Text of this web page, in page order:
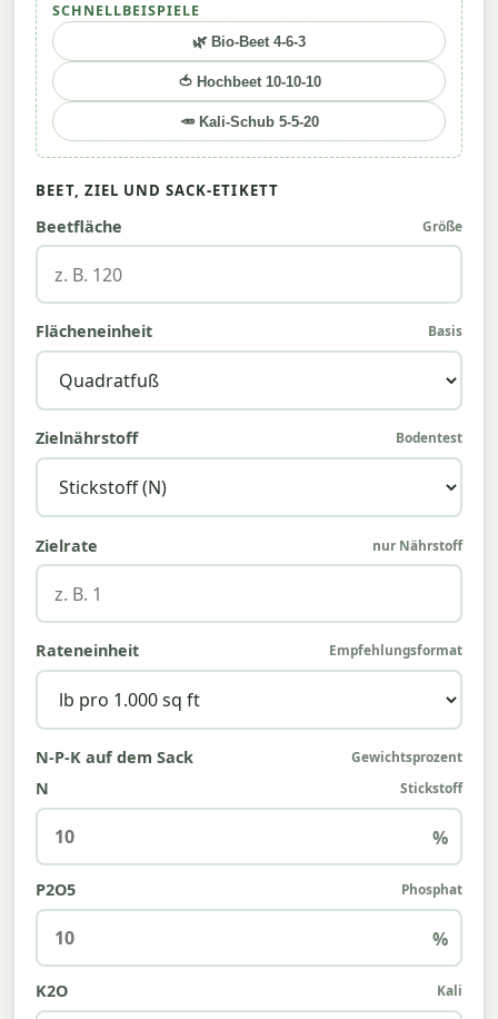
SCHNELLBEISPIELE
🌿 Bio-Beet 4-6-3
🍅 Hochbeet 10-10-10
🥕 Kali-Schub 5-5-20
BEET, ZIEL UND SACK-ETIKETT
Beetfläche Größe
Flächeneinheit Basis
Zielnährstoff Bodentest
Zielrate nur Nährstoff
Rateneinheit Empfehlungsformat
N-P-K auf dem Sack Gewichtsprozent
N Stickstoff
%
P2O5 Phosphat
%
K2O Kali